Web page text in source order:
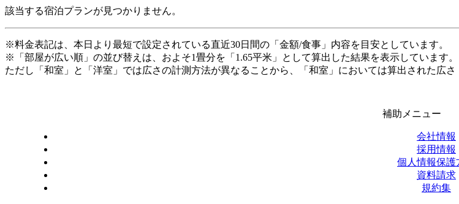
該当する宿泊プランが見つかりません。
※料金表記は、本日より最短で設定されている直近30日間の「金額/食事」内容を目安としています。
※「部屋が広い順」の並び替えは、およそ1畳分を「1.65平米」として算出した結果を表示しています。
ただし「和室」と「洋室」では広さの計測方法が異なることから、「和室」においては算出された広さ
補助メニュー
会社情報
採用情報
個人情報保護
資料請求
規約集